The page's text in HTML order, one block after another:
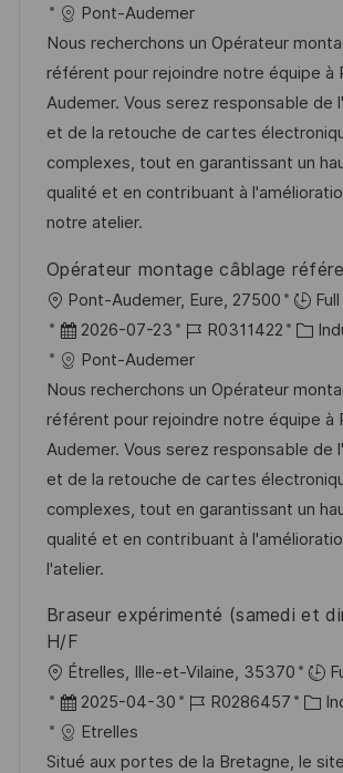
t a
t
u
m
d
e
r
V
r
ö
f
f
e
n
t
l
i
c
h
u
n
g
o
b
-
I
D
t
e
g
o
r
i
Pont-Audemer
Nous recherchons un Opérateur
référent pour rejoindre notre équipe à
Audemer. Vous serez responsable de
et de la retouche de cartes
complexes, tout en garantissant un
qualité et en contribuant à
notre atelier.
Opérateur montage câblage
O
r
t
Pont-Audemer, Eure, 27500
D
a
t
u
m
d
e
r
V
r
f
e
2026-07-23
J
o
b
-
I
D
R0311422
K
t
e
g
o
r
i
Pont-Audemer
Nous recherchons un Opérateur
référent pour rejoindre notre équipe à
Audemer. Vous serez responsable de
et de la retouche de cartes
complexes, tout en garantissant un
qualité et en contribuant à
l'atelier.
Braseur expérimenté (samedi et
H/F
O
r
t
Étrelles, Ille-et-Vilaine, 35370
D
a
t
2025-04-30
J
b
R0286457
K
t
Etrelles
Situé aux portes de la Bretagne, le